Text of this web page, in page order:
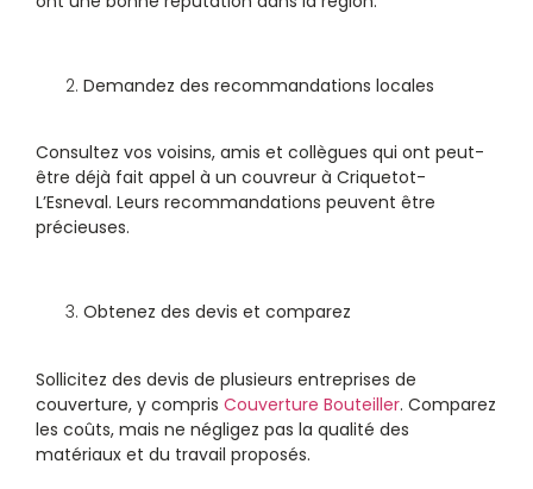
Demandez des recommandations locales
Consultez vos voisins, amis et collègues qui ont peut-
être déjà fait appel à un couvreur à Criquetot-
L’Esneval. Leurs recommandations peuvent être
précieuses.
Obtenez des devis et comparez
Sollicitez des devis de plusieurs entreprises de
couverture, y compris Couverture Bouteiller. Comparez
les coûts, mais ne négligez pas la qualité des
matériaux et du travail proposés.